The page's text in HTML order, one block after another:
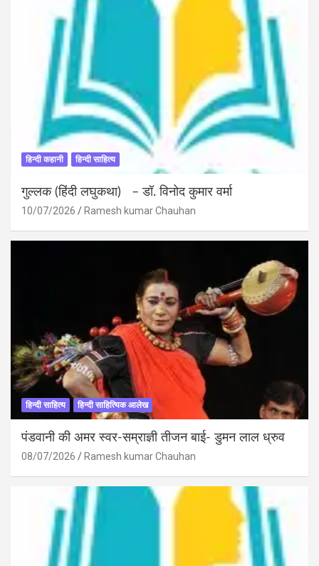
हिन्दी कहानी हिन्दी साहित्य
गुल्लक (हिंदी लघुकथा) – डॉ. विनोद कुमार वर्मा
10/07/2026 Ramesh kumar Chauhan
हिन्दी साहित्य हिन्दी साहित्यिक आलेख
पंडवानी की अमर स्वर-सम्राज्ञी तीजन बाई- डुमन लाल ध्रुव
08/07/2026 Ramesh kumar Chauhan